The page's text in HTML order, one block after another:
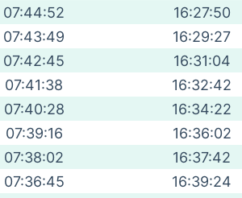
07:44:52
16:27:50
07:43:49
16:29:27
07:42:45
16:31:04
07:41:38
16:32:42
07:40:28
16:34:22
07:39:16
16:36:02
07:38:02
16:37:42
07:36:45
16:39:24